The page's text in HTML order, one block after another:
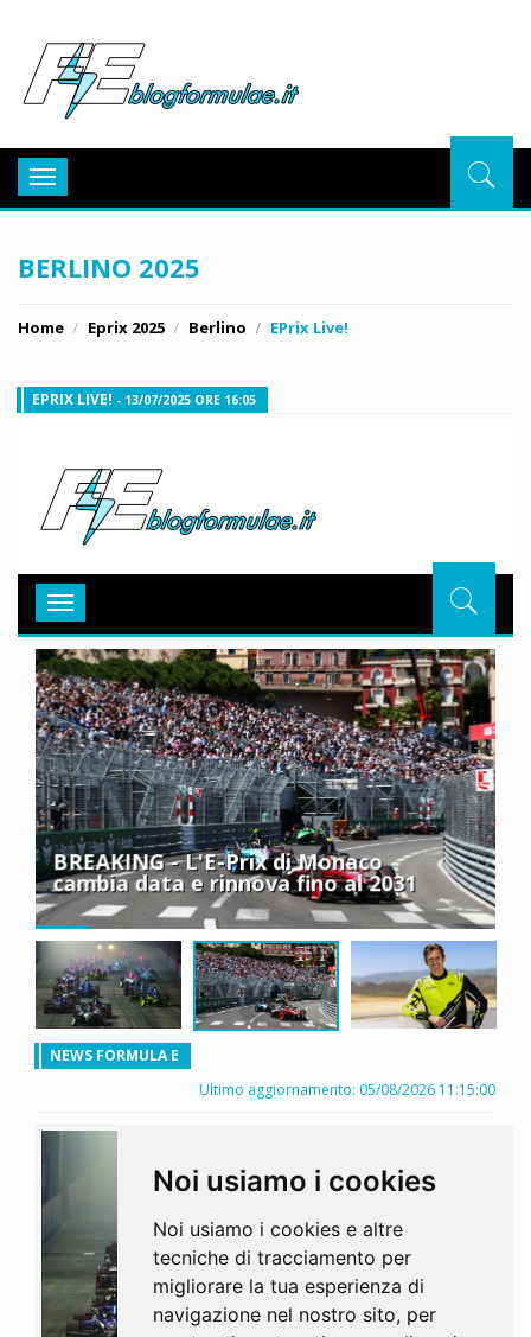
Toggle
navigation
BERLINO 2025
Home Eprix 2025 Berlino EPrix Live!
EPRIX LIVE! - 13/07/2025 ORE 16:05